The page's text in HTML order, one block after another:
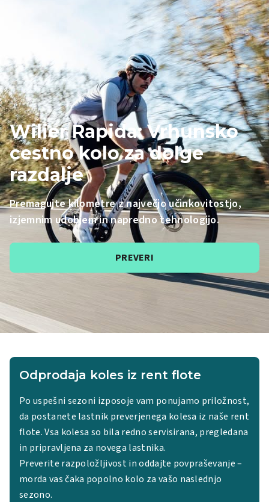
Wilier Rapida: Vrhunsko
cestno kolo za dolge
razdalje
Premagujte kilometre z največjo učinkovitostjo,
izjemnim udobjem in napredno tehnologijo.
PREVERI
Odprodaja koles iz rent flote
Po uspešni sezoni izposoje vam ponujamo priložnost,
da postanete lastnik preverjenega kolesa iz naše rent
flote.Vsa kolesa so bila redno servisirana, pregledana
in pripravljena za novega lastnika.
Preverite razpoložljivost in oddajte povpraševanje –
morda vas čaka popolno kolo za vašo naslednjo
sezono.